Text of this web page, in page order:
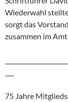
Wiederwahl
sorgt das
zusammen im
75 Jahre